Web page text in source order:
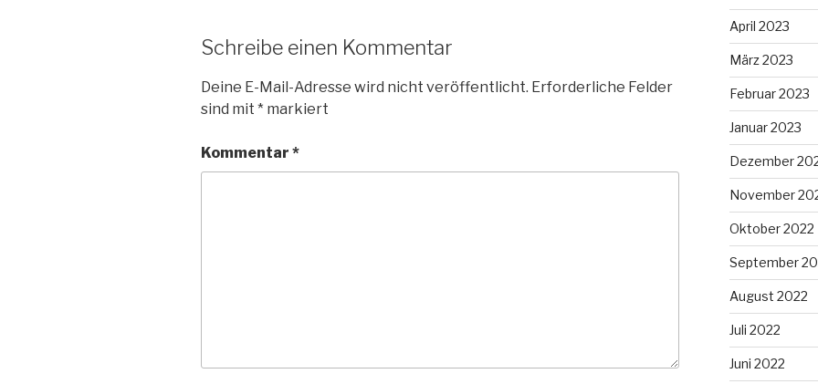
Schreibe einen Kommentar
Deine E-Mail-Adresse wird nicht veröffentlicht. Erforderliche Felder
sind mit * markiert
Kommentar *
April 2023
März 2023
Februar 2023
Januar 2023
Dezember
November
Oktober 2022
September
August 2022
Juli 2022
Juni 2022